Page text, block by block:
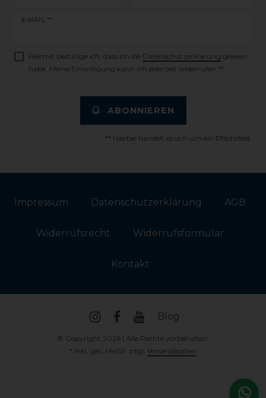
E-MAIL **
Newsletter
Hiermit bestätige ich, dass ich die Daten­schutz­erklärung gelesen
habe. Meine Einwilligung kann ich jederzeit widerrufen.**
ABONNIEREN
** Hierbei handelt es sich um ein Pflichtfeld.
Impressum Daten­schutz­erklärung AGB
Widerrufs­recht Widerrufs­formular
Kontakt
Blog
© Copyright 2026 | Alle Rechte vorbehalten.
* inkl. ges. MwSt. zzgl. Versandkosten